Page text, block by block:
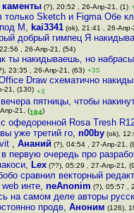
каменты (?), 20:52 , 26-Апр-21, (1)
только Sketch и Figma Обе
M , kai3341(ok), 21:41 , 26-Апр-
добрый гимпец Я
, 26-Апр-21, (54)
ты накидываешь, но
23:35 , 26-Апр-21, (63) +35
Draw схематично
21, (130) +3
пятницы, чтобы
21, (184)
офедоренной Rosa Tresh
уже третий го, n00by(ok),
, Ананий (?), 04:54 , 27-Апр-21,
в первую очередь про
, Lex(??), 05:29 , 27-Апр-21,
сравнил векторный
инте, neAnonim (?), 05:57 ,
на самом деле авторы
продв,Аноним (126),